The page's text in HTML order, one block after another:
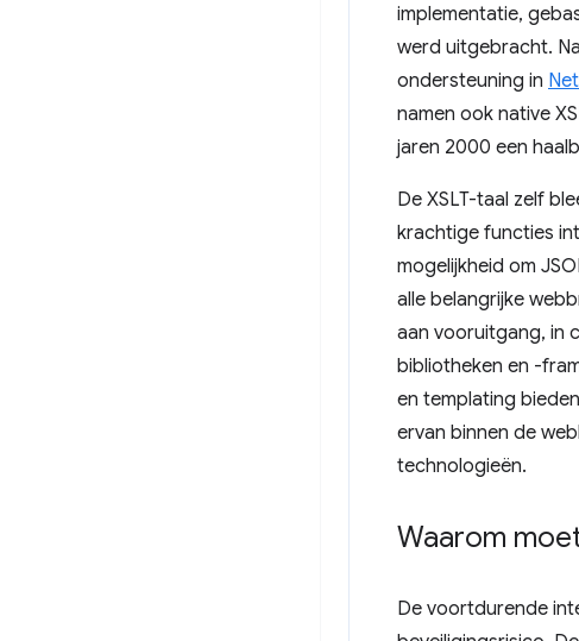
implementatie,
werd uitgebracht.
ondersteuning in
namen ook native
jaren 2000 een
De XSLT-taal zelf
krachtige functies
mogelijkheid om
alle belangrijke
aan vooruitgang, in
bibliotheken en -
en templating
ervan binnen de
technologieën.
Waarom
De voortdurende